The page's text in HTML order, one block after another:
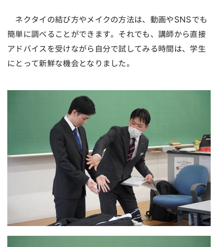
ネクタイの結び方やメイクの方法は、動画やSNSでも
簡単に調べることができます。それでも、講師から直接
アドバイスを受けながら自分で試してみる時間は、学生
にとって新鮮な機会となりました。